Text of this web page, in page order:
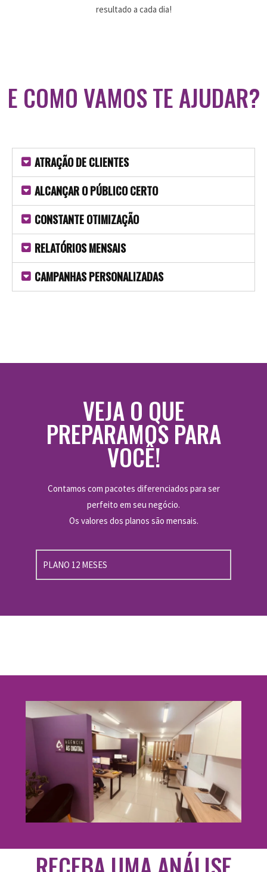
resultado a cada dia!
E COMO VAMOS TE AJUDAR?
ATRAÇÃO DE CLIENTES
ALCANÇAR O PÚBLICO CERTO
CONSTANTE OTIMIZAÇÃO
RELATÓRIOS MENSAIS
CAMPANHAS PERSONALIZADAS
VEJA O QUE
PREPARAMOS PARA
VOCÊ!
Contamos com pacotes diferenciados para ser
perfeito em seu negócio.
Os valores dos planos são mensais.
PLANO 12 MESES
A EMPRESA